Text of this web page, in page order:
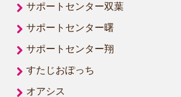
サポートセンター双葉
サポートセンター曙
サポートセンター翔
すたじおぽっち
オアシス